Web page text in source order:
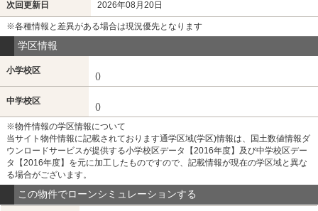
次回更新日 2026年08月20日
※各種情報と差異がある場合は現況優先となります
学区情報
小学校区
()
中学校区
()
※物件情報の学区情報について
当サイト物件情報に記載されております通学区域(学区)情報は、国土数値情報ダ
ウンロードサービスが提供する小学校区データ【2016年度】及び中学校区デー
タ【2016年度】を元に加工したものですので、記載情報が現在の学区域と異な
る場合がございます。
この物件でローンシミュレーションする